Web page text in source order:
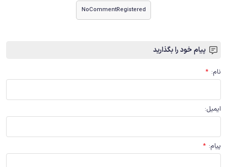
NoCommentRegistered
پیام خود را بگذارید
نام:
*
ایمیل:
پیام:
*